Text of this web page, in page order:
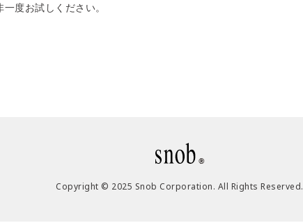
度お試しください。
Copyright © 2025 Snob Corporation. All Rights Reserved.